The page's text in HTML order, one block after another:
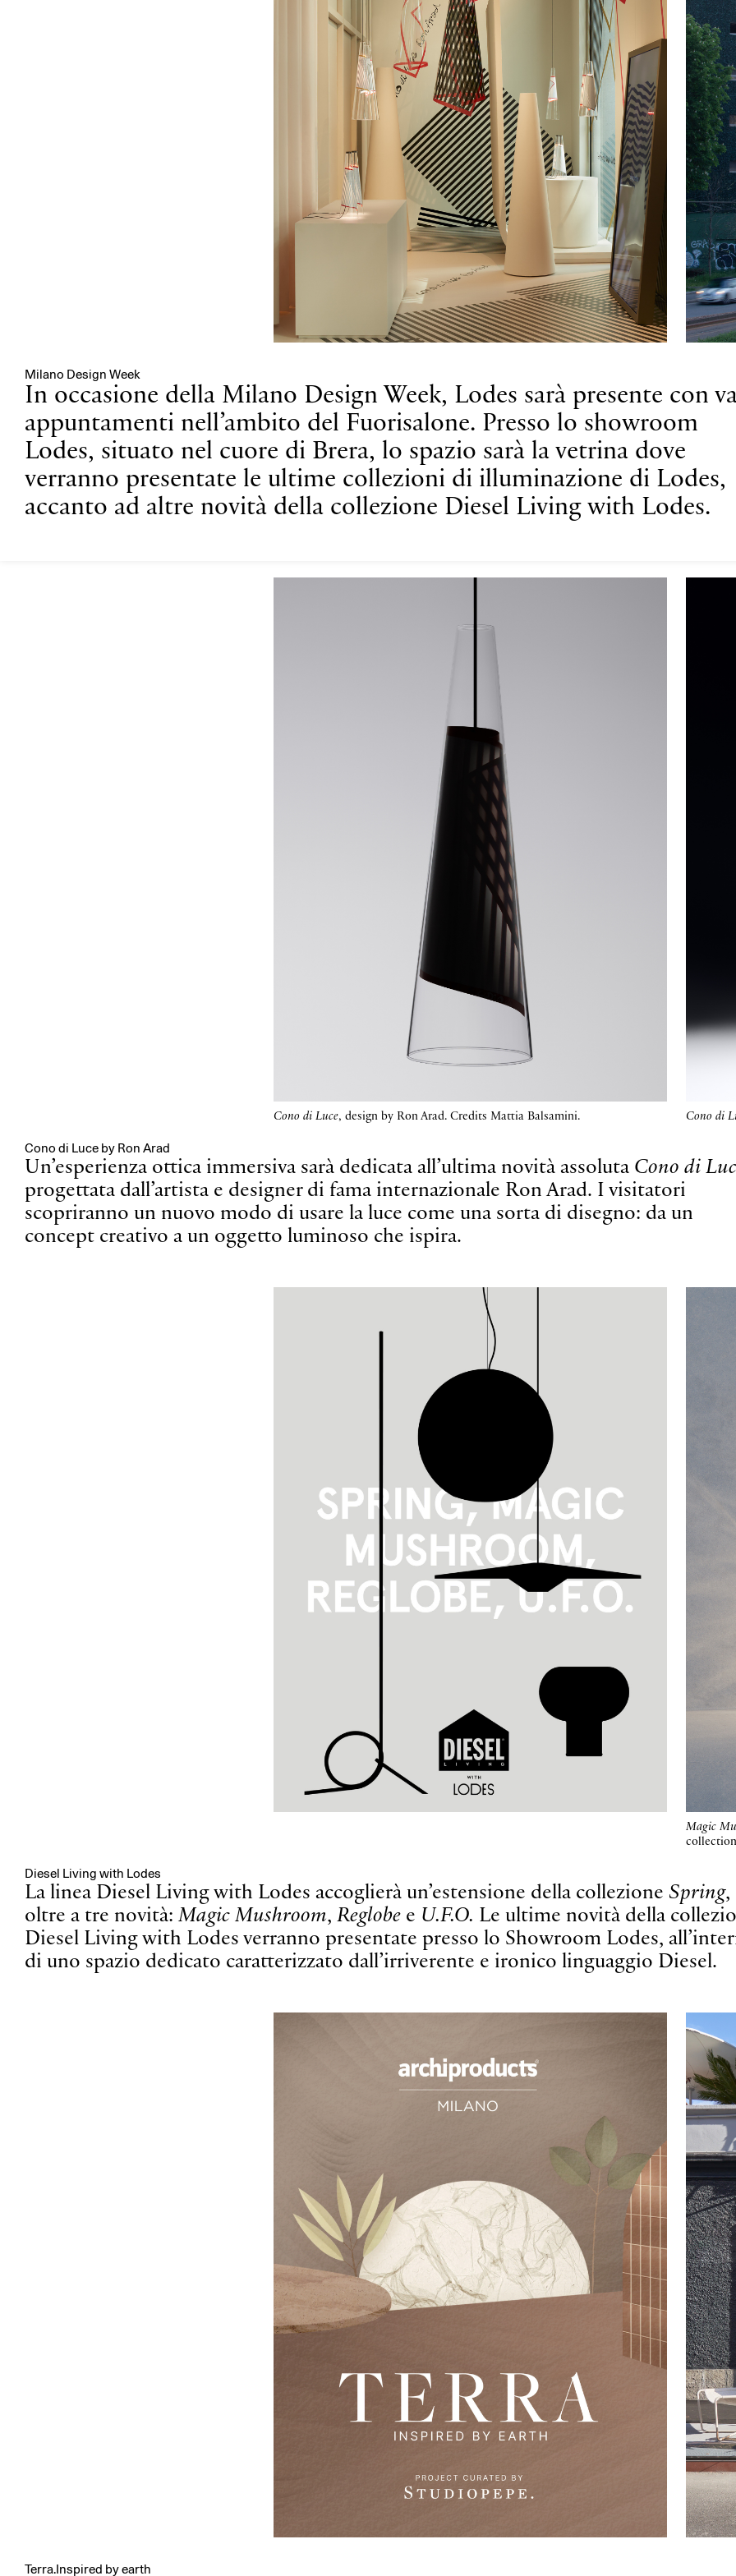
Milano Design Week
In occasione della Milano Design Week, Lodes sarà presente con
appuntamenti nell’ambito del Fuorisalone. Presso lo showroom
Lodes, situato nel cuore di Brera, lo spazio sarà la vetrina dove
verranno presentate le ultime collezioni di illuminazione di Lodes,
accanto ad altre novità della collezione Diesel Living with Lodes.
Cono di Luce, design by Ron Arad. Credits Mattia Balsamini. Cono di
Cono di Luce by Ron Arad
Un’esperienza ottica immersiva sarà dedicata all’ultima novità assoluta Cono di
progettata dall’artista e designer di fama internazionale Ron Arad. I visitatori
scopriranno un nuovo modo di usare la luce come una sorta di disegno: da un
concept creativo a un oggetto luminoso che ispira.
Magic
collection
Diesel Living with Lodes
La linea Diesel Living with Lodes accoglierà un’estensione della collezione Spring,
oltre a tre novità: Magic Mushroom, Reglobe e U.F.O. Le ultime novità della
Diesel Living with Lodes verranno presentate presso lo Showroom Lodes,
di uno spazio dedicato caratterizzato dall’irriverente e ironico linguaggio Diesel.
Terra.Inspired by earth